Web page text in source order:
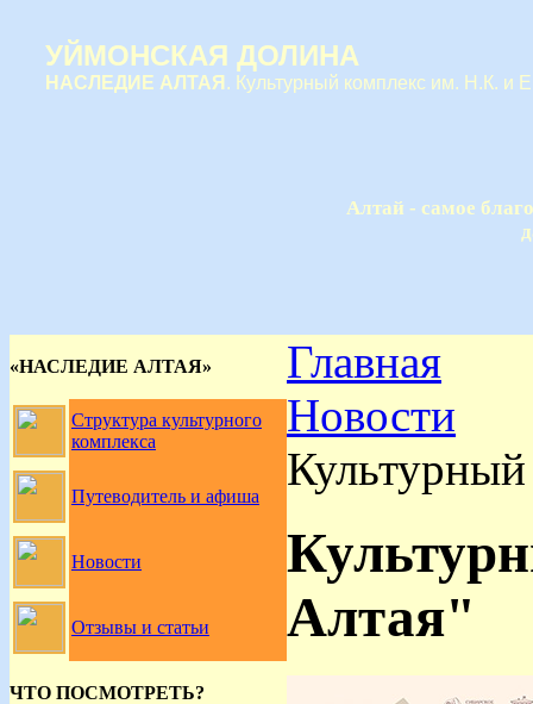
УЙМОНСКАЯ ДОЛИНА
НАСЛЕДИЕ АЛТАЯ . Культурный комплекс им. Н.К. и
Алтай - самое
«НАСЛЕДИЕ АЛТАЯ»
Структура культурного
комплекса
Путеводитель и афиша
Новости
Отзывы и статьи
ЧТО ПОСМОТРЕТЬ?
Главная
Новости
Алтая"